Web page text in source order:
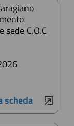
C.O.C
scheda